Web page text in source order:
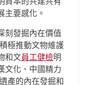
主要感化。
刻發掘內在價值
極推動文物維護
和文員工健檢明
文化、中國精力
產的內在發掘和